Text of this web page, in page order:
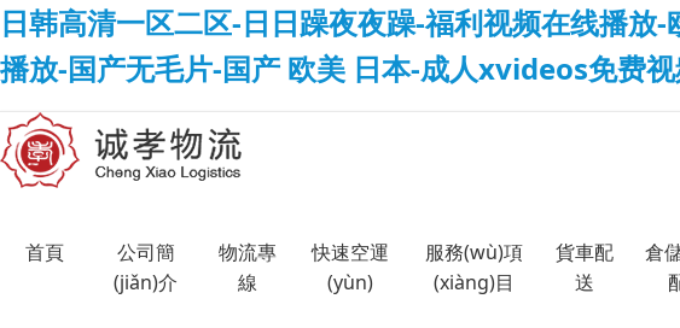
日韩高清一区二区-日日躁夜夜躁-福利视频在线播
播放-国产无毛片-国产 欧美 日本-成人xvideos免费
首頁
公司簡
(jiǎn)介
物流專
線
快速空運
(yùn)
服務(wù)項
(xiàng)目
貨車配
送
倉